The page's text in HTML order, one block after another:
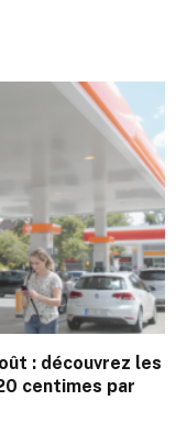
: découvrez les
centimes par